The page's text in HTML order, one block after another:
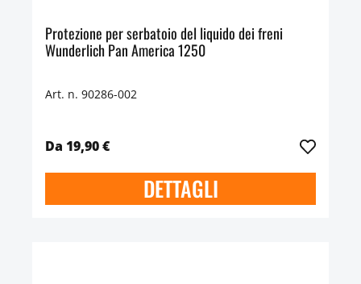
Protezione per serbatoio del liquido dei freni
Wunderlich Pan America 1250
Art. n. 90286-002
Da 19,90 €
DETTAGLI